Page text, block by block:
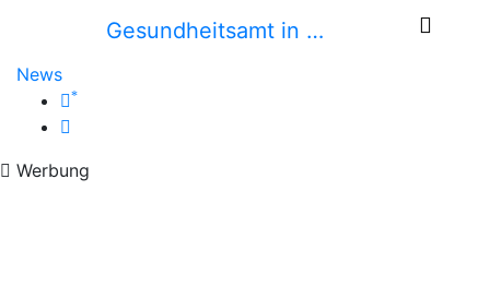
Gesundheitsamt in …
News
*
Werbung